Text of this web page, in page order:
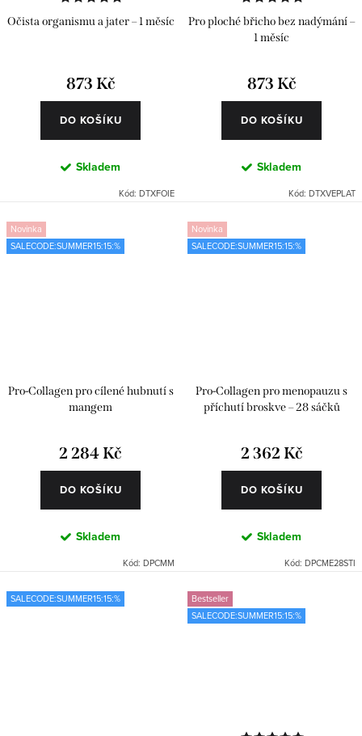
Očista organismu a jater – 1 měsíc
873 Kč
DO KOŠÍKU
Skladem
Kód: DTXFOIE
Pro ploché břicho bez nadýmání –
1 měsíc
873 Kč
DO KOŠÍKU
Skladem
Kód: DTXVEPLAT
Novinka
SALECODE:SUMMER15:15:%
Pro-Collagen pro cílené hubnutí s
mangem
2 284 Kč
DO KOŠÍKU
Skladem
Kód: DPCMM
Novinka
SALECODE:SUMMER15:15:%
Pro-Collagen pro menopauzu s
příchutí broskve – 28 sáčků
2 362 Kč
DO KOŠÍKU
Skladem
Kód: DPCME28STI
SALECODE:SUMMER15:15:%
Bestseller
SALECODE:SUMMER15:15:%